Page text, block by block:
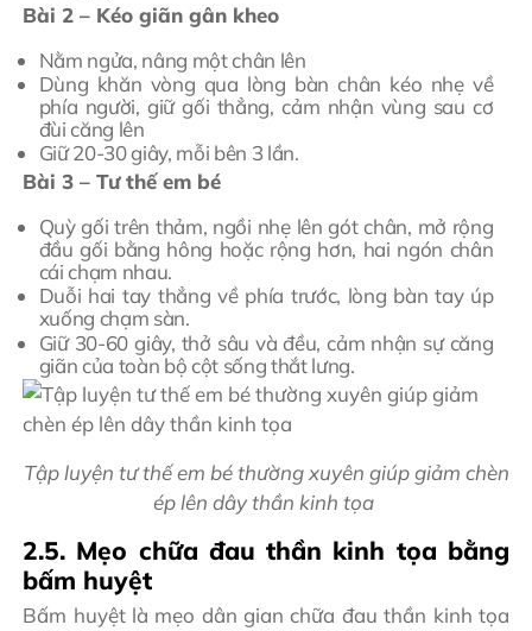
Bài 2 – Kéo giãn gân kheo
Nằm ngửa, nâng một chân lên
Dùng khăn vòng qua lòng bàn chân kéo nhẹ về
phía người, giữ gối thẳng, cảm nhận vùng sau cơ
đùi căng lên
Giữ 20-30 giây, mỗi bên 3 lần.
Bài 3 – Tư thế em bé
Quỳ gối trên thảm, ngồi nhẹ lên gót chân, mở rộng
đầu gối bằng hông hoặc rộng hơn, hai ngón chân
cái chạm nhau.
Duỗi hai tay thẳng về phía trước, lòng bàn tay úp
xuống chạm sàn.
Giữ 30-60 giây, thở sâu và đều, cảm nhận sự căng
giãn của toàn bộ cột sống thắt lưng.
Tập luyện tư thế em bé thường xuyên giúp giảm chèn
ép lên dây thần kinh tọa
2.5. Mẹo chữa đau thần kinh tọa bằng
bấm huyệt
Bấm huyệt là mẹo dân gian chữa đau thần kinh tọa